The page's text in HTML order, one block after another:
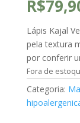
R$
Lápis Kajal
pela textura
por conferir
Fora de
Categoria: